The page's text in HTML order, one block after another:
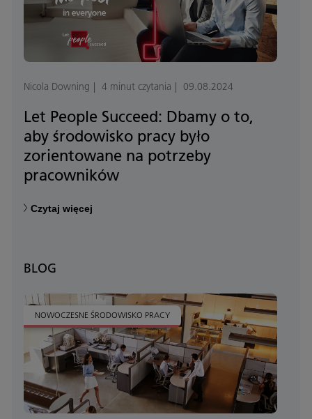
Nicola Downing 4 minut czytania 09.08.2024
Let People Succeed: Dbamy o to,
aby środowisko pracy było
zorientowane na potrzeby
pracowników
Czytaj więcej
BLOG
NOWOCZESNE ŚRODOWISKO PRACY